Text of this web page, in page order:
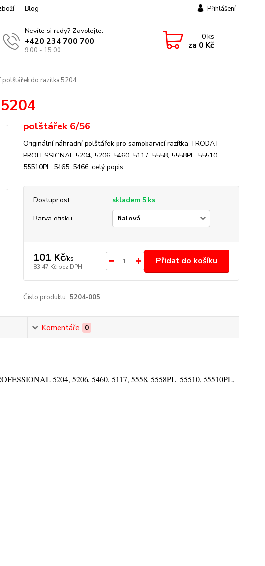
Blog Přihlášení
Nevíte si rady? Zavolejte.
+420 234 700 700
9:00 - 15:00
0ks
za 0 Kč
polštářek do razítka 5204
polštářek 6/56
Originální náhradní polštářek pro samobarvicí razítka TRODAT
PROFESSIONAL 5204, 5206, 5460, 5117, 5558, 5558PL, 55510,
55510PL, 5465, 5466. celý popis
Dostupnost
skladem 5 ks
Barva otisku
101 Kč/ks
83,47 Kč bez DPH
Přidat do košíku
Číslo produktu: 5204-005
Komentáře 0
5204, 5206, 5460, 5117, 5558, 5558PL, 55510, 55510PL,